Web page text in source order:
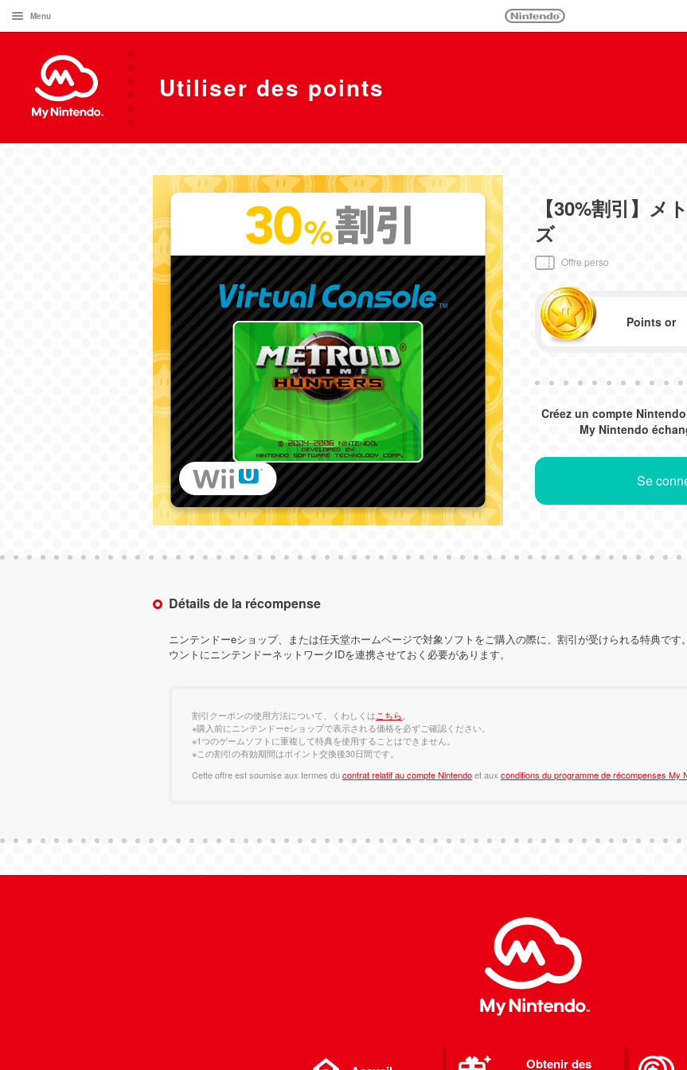
Menu
Utiliser des points
【30%割引】
ズ
Offre perso
Points or
Créez un compte
My Nintendo
Se
Détails de la récompense
ニンテンドーeショップ、または任天堂ホームページで対象ソフトをご購入の際に、割引が受けられる特典で
ウントにニンテンドーネットワークIDを連携させておく必要があります。
割引クーポンの使用方法について、くわしくはこちら
※購入前にニンテンドーeショップで表示される価格を必ずご確認ください。
※1つのゲームソフトに重複して特典を使用することはできません。
※この割引の有効期間はポイント交換後30日間です。
Cette offre est soumise aux termes ducontrat relatif au compte Nintendoet aux conditions du programme de récompenses My
Obtenir des